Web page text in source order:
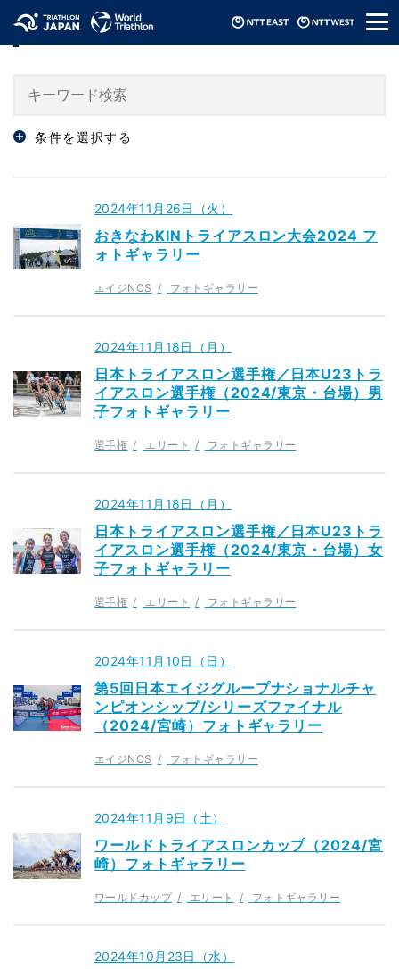
メ
ニ
「フォトギャラリー」のニュース
条件を選択する
2024年11月26日（火）
おきなわKINトライアスロン大会2024 フ
ォトギャラリー
エイジNCS フォトギャラリー
2024年11月18日（月）
日本トライアスロン選手権／日本U23トラ
イアスロン選手権（2024/東京・台場）男
子フォトギャラリー
選手権 エリート フォトギャラリー
2024年11月18日（月）
日本トライアスロン選手権／日本U23トラ
イアスロン選手権（2024/東京・台場）女
子フォトギャラリー
選手権 エリート フォトギャラリー
2024年11月10日（日）
第5回日本エイジグループナショナルチャ
ンピオンシップ/シリーズファイナル
（2024/宮崎）フォトギャラリー
エイジNCS フォトギャラリー
2024年11月9日（土）
ワールドトライアスロンカップ（2024/宮
崎）フォトギャラリー
ワールドカップ エリート フォトギャラリー
2024年10月23日（水）